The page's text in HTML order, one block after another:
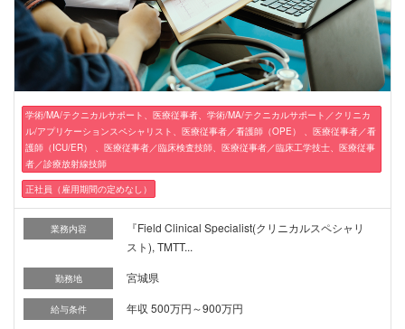
学術/MA/テクニカルサポート、医療従事者、学術/MA/テクニカルサポート／クリニカ
ル/アプリケーションスペシャリスト、医療従事者／看護師（OPE） 、医療従事者／看
護師（ICU/ER） 、医療従事者／臨床検査技師、医療従事者／臨床工学技士、医療従事
者／診療放射線技師
正社員（雇用期間の定めなし）
業務内容
『Field Clinical Specialist(クリニカルスペシャリ
スト), TMTT...
勤務地 宮城県
給与条件 年収 500万円～900万円